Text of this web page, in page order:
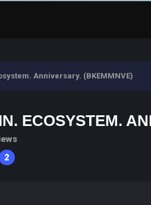
Anniversary. (BKEMMNVE)
ECOSYSTEM.
2